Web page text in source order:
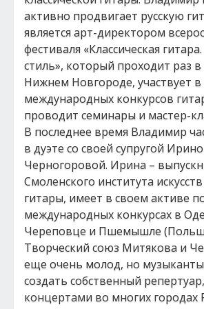
активно продвигает русскую
является арт-директором
фестиваля «Классическая
стиль», который проходит раз в
Нижнем Новгороде, участвует
международных конкурсов
проводит семинары и мастер-
В последнее время Владимир
в дуэте со своей супругой
Черногоровой. Ирина –
Смоленского института
гитары, имеет в своем активе
международных конкурсах в
Череповце и Пшемышле
Творческий союз Митякова и
еще очень молод, но музыканты
создать собственный
концертами во многих городах